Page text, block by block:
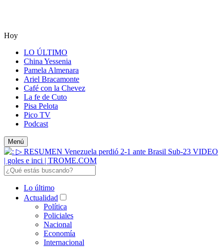
Hoy
LO ÚLTIMO
China Yessenia
Pamela Almenara
Ariel Bracamonte
Café con la Chevez
La fe de Cuto
Pisa Pelota
Pico TV
Podcast
Menú
Lo último
Actualidad
Política
Policiales
Nacional
Economía
Internacional